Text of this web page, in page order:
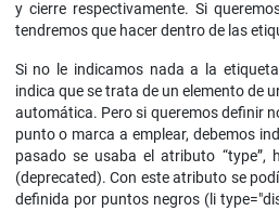
y cierre respectivamente. Si
tendremos que hacer dentro de las
Si no le indicamos nada a la
indica que se trata de un elemento de
automática. Pero si queremos definir
punto o marca a emplear, debemos
pasado se usaba el atributo “type”,
(deprecated). Con este atributo se
definida por puntos negros (li